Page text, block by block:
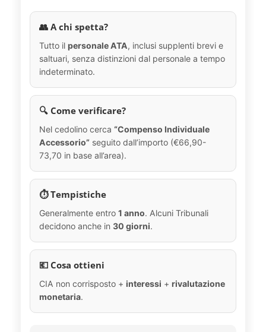
👥 A chi spetta?
Tutto il personale ATA, inclusi supplenti brevi e
saltuari, senza distinzioni dal personale a tempo
indeterminato.
🔍 Come verificare?
Nel cedolino cerca “Compenso Individuale
Accessorio” seguito dall’importo (€66,90-
73,70 in base all’area).
⏱️ Tempistiche
Generalmente entro 1 anno. Alcuni Tribunali
decidono anche in 30 giorni.
💶 Cosa ottieni
CIA non corrisposto + interessi + rivalutazione
monetaria.